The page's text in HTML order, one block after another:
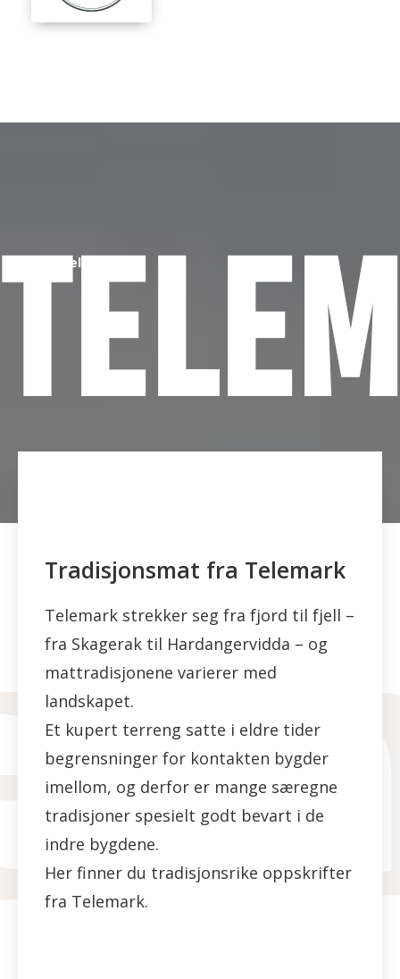
Telemark
Tradisjonsmat fra Telemark
Telemark strekker seg fra fjord til fjell –
fra Skagerak til Hardangervidda – og
mattradisjonene varierer med
landskapet.
Et kupert terreng satte i eldre tider
begrensninger for kontakten bygder
imellom, og derfor er mange særegne
tradisjoner spesielt godt bevart i de
indre bygdene.
Her finner du tradisjonsrike oppskrifter
fra Telemark.